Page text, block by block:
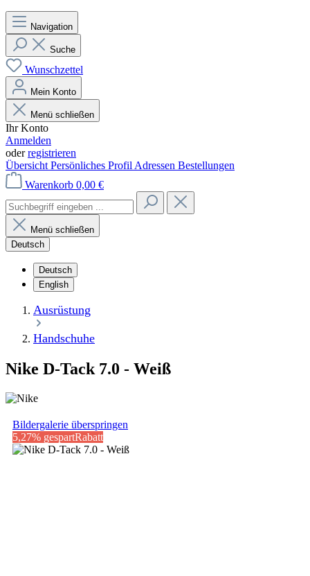
Navigation
Suche
Wunschzettel
Mein Konto
Menü schließen
Ihr Konto
Anmelden
oderregistrieren
Übersicht Persönliches Profil Adressen Bestellungen
Warenkorb 0,00 €
Menü schließen
Deutsch
Deutsch
English
Ausrüstung
Handschuhe
Nike D-Tack 7.0 - Weiß
Bildergalerie überspringen
5,27% gespartRabatt